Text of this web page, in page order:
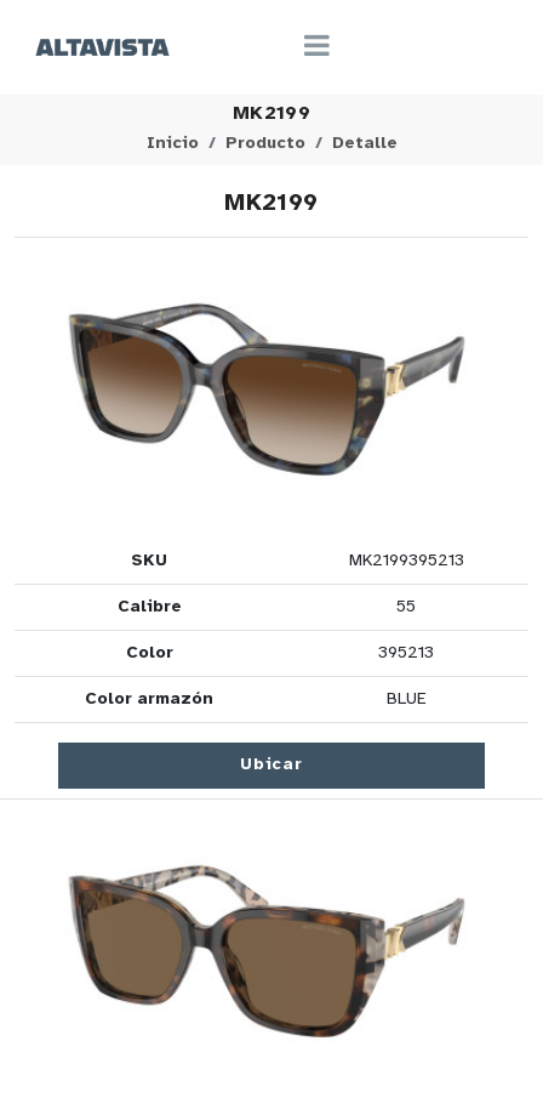
MK2199
Inicio Producto Detalle
MK2199
SKU MK2199395213
Calibre 55
Color 395213
Color armazón BLUE
Ubicar